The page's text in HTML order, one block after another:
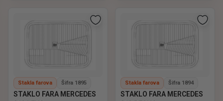
Stakla farova Šifra 1895
STAKLO FARA MERCEDES
Stakla farova Šifra 1894
STAKLO FARA MERCEDES